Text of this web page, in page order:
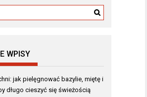
WPISY
jak pielęgnować bazylie, miętę i
długo cieszyć się świeżością